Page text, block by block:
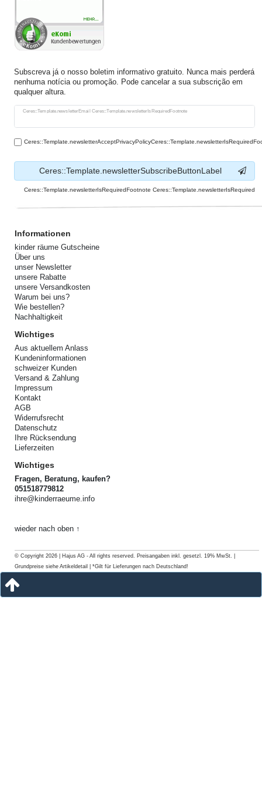
Subscreva já o nosso boletim informativo gratuito. Nunca mais perderá
nenhuma notícia ou promoção. Pode cancelar a sua subscrição em
qualquer altura.
Ceres::Template.newsletterEmail Ceres::Template.newsletterIsRequiredFootnote
Ceres::Template.newsletterHoneypotLabel
Ceres::Template.newsletterSubscribeButtonLabel
Ceres::Template.newsletterIsRequiredFootnote Ceres::Template.newsletterIsRequired
Informationen
kinder räume Gutscheine
Über uns
unser Newsletter
unsere Rabatte
unsere Versandkosten
Warum bei uns?
Wie bestellen?
Nachhaltigkeit
Wichtiges
Aus aktuellem Anlass
Kundeninformationen
schweizer Kunden
Versand & Zahlung
Impressum
Kontakt
AGB
Widerrufsrecht
Datenschutz
Ihre Rücksendung
Lieferzeiten
Wichtiges
Fragen, Beratung, kaufen?
051518779812
ihre@kinderraeume.info
wieder nach oben ↑
© Copyright 2026 | Hajus AG - All rights reserved. Preisangaben inkl. gesetzl. 19% MwSt. |
Grundpreise siehe Artikeldetail | *Gilt für Lieferungen nach Deutschland!